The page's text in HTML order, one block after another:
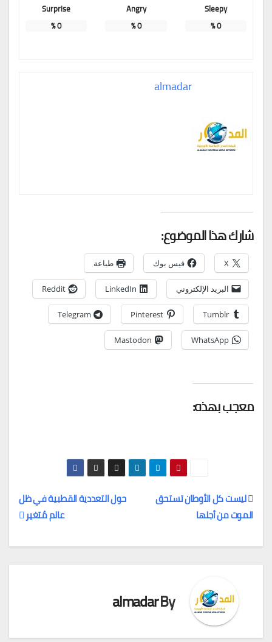
Sleepy
0
%
Angry
0
%
Surprise
0
%
almadar
شارك هذا الموضوع:
X فيس بوك طباعة
البريد الإلكتروني LinkedIn
Reddit
Tumblr
Pinterest
Telegram
WhatsApp
Mastodon
معجب بهذه:
تصفّح
المقالات
حول التعددية القطبية في ظل
عالم مُتغير
ليست كل الأوطان تستحق
الموت من أجلها
By
almadar